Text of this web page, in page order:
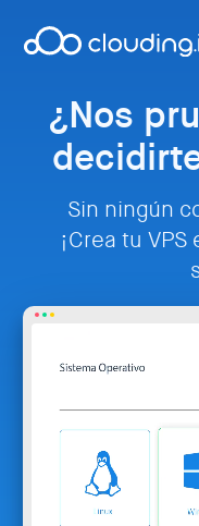
¿Nos
Sin ningún
¡Crea tu